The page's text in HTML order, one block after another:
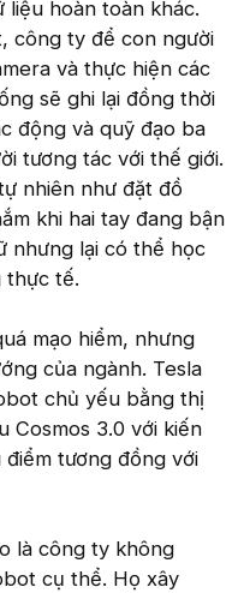
liệu hoàn toàn khác.
công ty để con người
và thực hiện các
sẽ ghi lại đồng thời
động và quỹ đạo ba
tương tác với thế giới.
nhiên như đặt đồ
khi hai tay đang bận
nhưng lại có thể học
thực tế.
mạo hiểm, nhưng
của ngành. Tesla
chủ yếu bằng thị
Cosmos 3.0 với kiến
tương đồng với
là công ty không
cụ thể. Họ xây